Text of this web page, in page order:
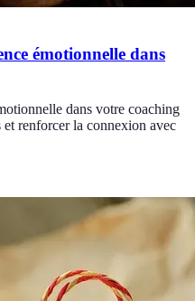
émotionnelle dans
dans votre coaching
renforcer la connexion avec